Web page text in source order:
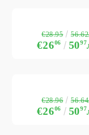
€2606 5097
€28.95
€2606 5097
€28.96